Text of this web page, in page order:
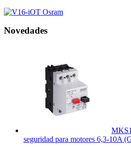
Novedades
seguridad para motores 6,3-10A